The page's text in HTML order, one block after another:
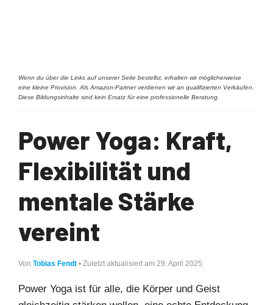
Wenn du über die Links auf unserer Seite bestellst, erhalten wir möglicherweise
eine kleine Provision. Als Amazon-Partner verdienen wir an qualifizierten Verkäufen.
Diese Bildungsinhalte sind kein Ersatz für eine professionelle Beratung.
Power Yoga: Kraft,
Flexibilität und
mentale Stärke
vereint
Von Tobias Fendt • Zuletzt aktualisiert am 29. April 2025
Power Yoga ist für alle, die Körper und Geist